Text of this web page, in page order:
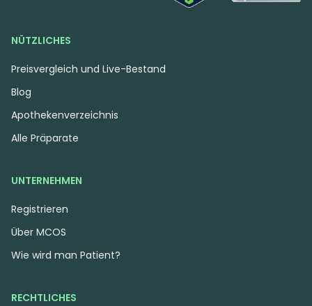
NÜTZLICHES
Preisvergleich und Live-Bestand
Blog
Apothekenverzeichnis
Alle Präparate
UNTERNEHMEN
Registrieren
Über MCOS
Wie wird man Patient?
RECHTLICHES